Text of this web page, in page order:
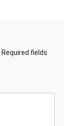
Required fields